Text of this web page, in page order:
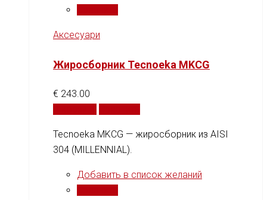
Аксесуари
Жиросборник Tecnoeka MKCG
€ 243.00
Tecnoeka MKCG — жиросборник из AISI
304 (MILLENNIAL).
Добавить в список желаний